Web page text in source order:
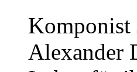
Komponist
Alexander